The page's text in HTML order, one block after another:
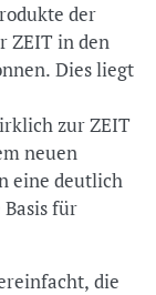
der
ZEIT in den
Dies liegt
zur ZEIT
neuen
eine deutlich
für
die